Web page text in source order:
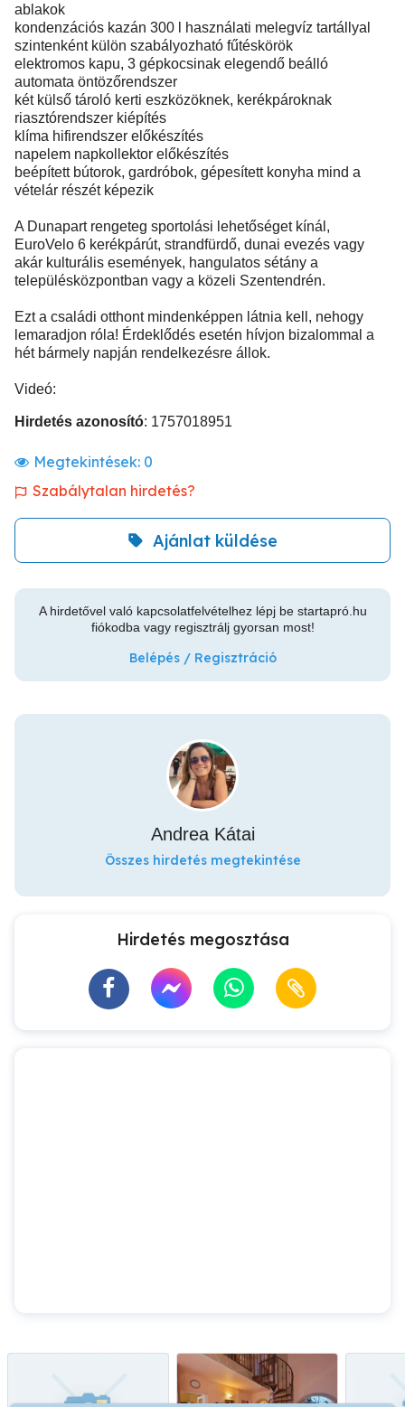
ablakok
kondenzációs kazán 300 l használati melegvíz tartállyal
szintenként külön szabályozható fűtéskörök
elektromos kapu, 3 gépkocsinak elegendő beálló
automata öntözőrendszer
két külső tároló kerti eszközöknek, kerékpároknak
riasztórendszer kiépítés
klíma hifirendszer előkészítés
napelem napkollektor előkészítés
beépített bútorok, gardróbok, gépesített konyha mind a
vételár részét képezik
A Dunapart rengeteg sportolási lehetőséget kínál,
EuroVelo 6 kerékpárút, strandfürdő, dunai evezés vagy
akár kulturális események, hangulatos sétány a
településközpontban vagy a közeli Szentendrén.
Ezt a családi otthont mindenképpen látnia kell, nehogy
lemaradjon róla! Érdeklődés esetén hívjon bizalommal a
hét bármely napján rendelkezésre állok.
Videó:
Hirdetés azonosító: 1757018951
Megtekintések: 0
Szabálytalan hirdetés?
Ajánlat küldése
A hirdetővel való kapcsolatfelvételhez lépj be startapró.hu
fiókodba vagy regisztrálj gyorsan most!
Belépés / Regisztráció
Andrea Kátai
Összes hirdetés megtekintése
Hirdetés megosztása